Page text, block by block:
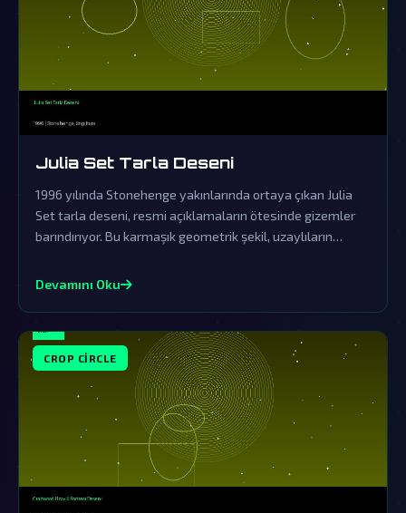
Julia Set Tarla Deseni
1996 yılında Stonehenge yakınlarında ortaya çıkan Julia
Set tarla deseni, resmi açıklamaların ötesinde gizemler
barındırıyor. Bu karmaşık geometrik şekil, uzaylıların
Devamını Oku
CROP CIRCLE